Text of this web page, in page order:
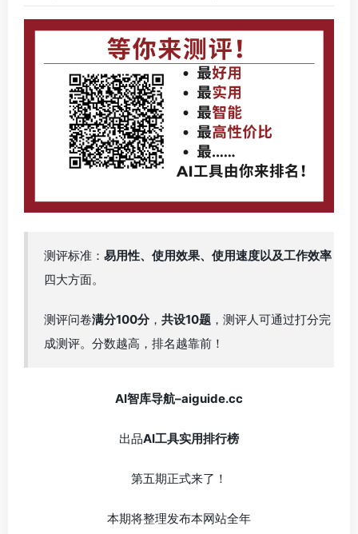
测评标准： 易用性、使用效果、使用速度以及工作效率
四大方面。
测评问卷满分100分， 共设10题 ，测评人可通过打分完
成测评。分数越高，排名越靠前！
AI智库导航–aiguide.cc
出品AI工具实用排行榜
第五期正式来了！
本期将整理发布本网站全年